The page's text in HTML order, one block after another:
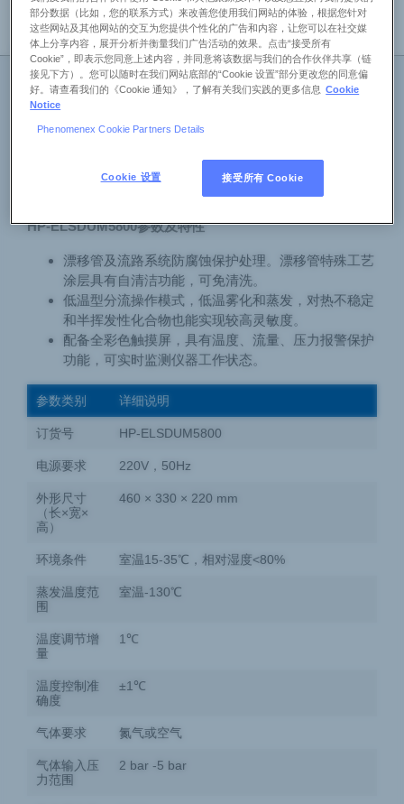
系列概述 产品规格 产品文件 产品应用 使用维护
检测器模块展现了艾杰尔在信号捕获技术上的全面性。
HP-ELSDUM5800 蒸发光散射检测器（ELSD） 可在130℃
高温下工作，配合0-4L/min的雾化气流范围，适用于无紫外
RI2000P 制备型示差折光检测器（RI） 则支持1-50mL/min
HP-ELSDUM5800参数及特性
漂移管及流路系统防腐蚀保护处理。漂移管特殊工艺
涂层具有自清洁功能，可免清洗。
低温型分流操作模式，低温雾化和蒸发，对热不稳定
和半挥发性化合物也能实现较高灵敏度。
配备全彩色触摸屏，具有温度、流量、压力报警保护
功能，可实时监测仪器工作状态。
参数类别 详细说明
订货号 HP-ELSDUM5800
电源要求 220V，50Hz
外形尺寸
（长×宽×
高）
460 × 330 × 220 mm
环境条件 室温15-35℃，相对湿度<80%
蒸发温度范
围
室温-130℃
温度调节增
量
1℃
温度控制准
确度
±1℃
气体要求 氮气或空气
气体输入压
力范围
2 bar -5 bar
部分数据（比如，您的联系方式）来改善您使用我们网站的体验，根据您针对
这些网站及其他网站的交互为您提供个性化的广告和内容，让您可以在社交媒
体上分享内容，展开分析并衡量我们广告活动的效果。点击“接受所有
Cookie”，即表示您同意上述内容，并同意将该数据与我们的合作伙伴共享（链
接见下方）。您可以随时在我们网站底部的“Cookie 设置”部分更改您的同意偏
好。请查看我们的《Cookie 通知》，了解有关我们实践的更多信息
Cookie
Notice
Phenomenex Cookie Partners Details
Cookie 设置 接受所有 Cookie